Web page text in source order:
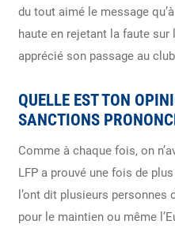
du tout aimé le message
haute en rejetant la faute sur
apprécié son passage au
QUELLE EST TON
SANCTIONS
Comme à chaque fois, on
LFP a prouvé une fois de
l’ont dit plusieurs
pour le maintien ou même